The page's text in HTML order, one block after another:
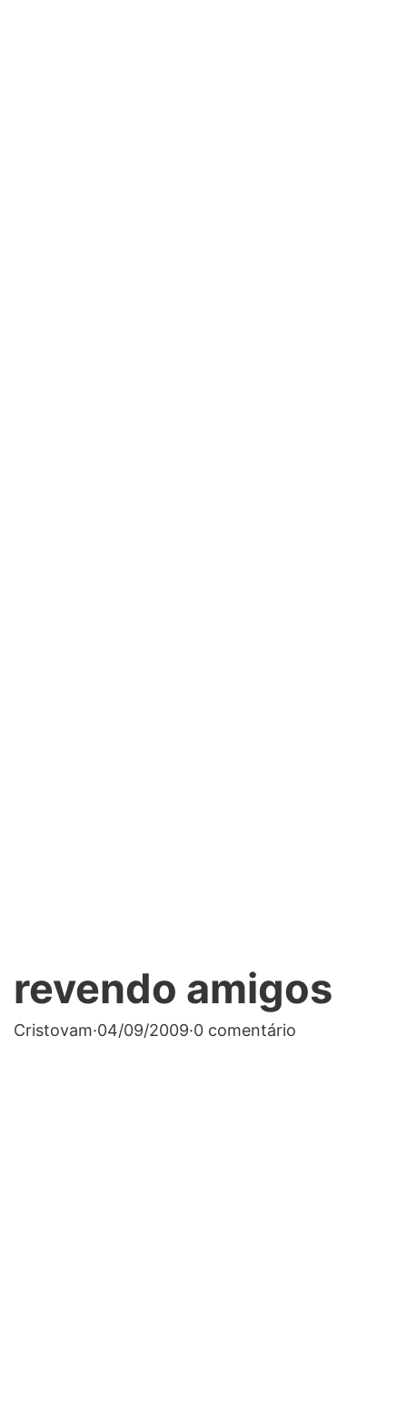
revendo amigos
Cristovam·04/09/2009·0 comentário